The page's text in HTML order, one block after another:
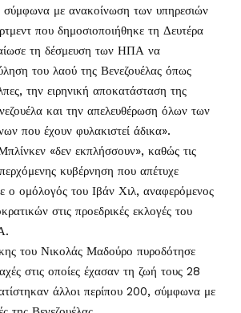
με ανακοίνωση των υπηρεσιών
που δημοσιοποιήθηκε τη Δευτέρα
τη δέσμευση των ΗΠΑ να
του λαού της Βενεζουέλας όπως
την ειρηνική αποκατάσταση της
και την απελευθέρωση όλων των
που έχουν φυλακιστεί άδικα».
«δεν εκπλήσσουν», καθώς τις
κυβέρνηση που απέτυχε
ο ομόλογός του Ιβάν Χιλ, αναφερόμενος
στις προεδρικές εκλογές του
του Νικολάς Μαδούρο πυροδότησε
στις οποίες έχασαν τη ζωή τους 28
άλλοι περίπου 200, σύμφωνα με